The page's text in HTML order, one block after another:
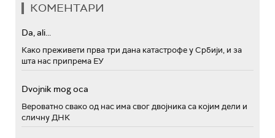
КОМЕНТАРИ
Da, ali...
Како преживети прва три дана катастрофе у Србији, и за
шта нас припрема ЕУ
Dvojnik mog oca
Вероватно свако од нас има свог двојника са којим дели и
сличну ДНК